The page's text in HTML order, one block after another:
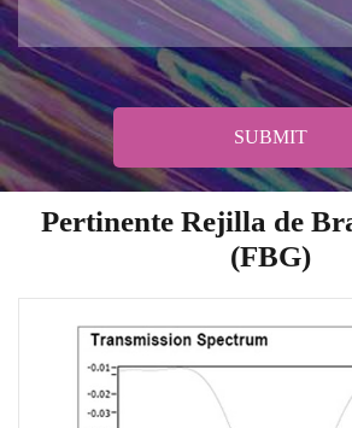
SUBMIT
Pertinente Rejilla de
(FBG)